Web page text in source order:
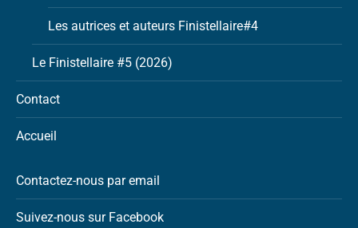
Les autrices et auteurs Finistellaire#4
Le Finistellaire #5 (2026)
Contact
Accueil
Contactez-nous par email
Suivez-nous sur Facebook